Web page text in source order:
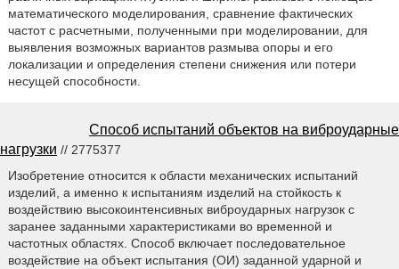
математического моделирования, сравнение фактических
частот с расчетными, полученными при моделировании, для
выявления возможных вариантов размыва опоры и его
локализации и определения степени снижения или потери
несущей способности.
Способ испытаний объектов на виброударные
нагрузки // 2775377
Изобретение относится к области механических испытаний
изделий, а именно к испытаниям изделий на стойкость к
воздействию высокоинтенсивных виброударных нагрузок с
заранее заданными характеристиками во временной и
частотных областях. Способ включает последовательное
воздействие на объект испытания (ОИ) заданной ударной и